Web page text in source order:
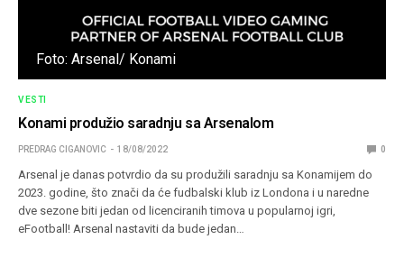
Foto: Arsenal/ Konami
VESTI
Konami produžio saradnju sa Arsenalom
PREDRAG CIGANOVIC 18/08/2022 0
Arsenal je danas potvrdio da su produžili saradnju sa Konamijem do
2023. godine, što znači da će fudbalski klub iz Londona i u naredne
dve sezone biti jedan od licenciranih timova u popularnoj igri,
eFootball! Arsenal nastaviti da bude jedan…